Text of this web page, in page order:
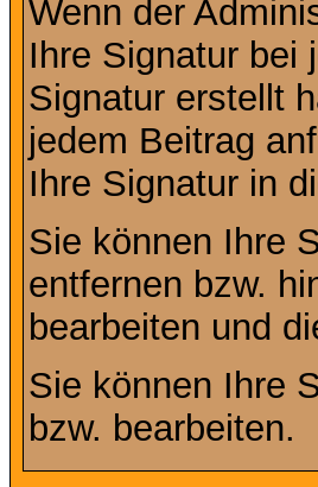
Wenn der
Ihre Signatur bei
Signatur erstellt
jedem Beitrag
Ihre Signatur in
Sie können Ihre
entfernen bzw.
bearbeiten und
Sie können Ihre
bzw. bearbeiten.